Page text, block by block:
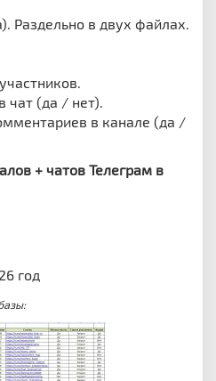
Раздельно в двух файлах.
чат (да / нет).
в канале (да /
+ чатов Телеграм в
год